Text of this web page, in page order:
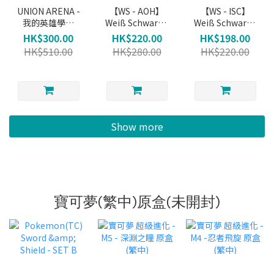
UNION ARENA -
我的英雄學院
Booster
HK$300.00
HK$510.00
【WS - AOH】
Weiß Schwarz -
青桐高校
Booster Pack
(Sealed Box)
HK$220.00
HK$280.00
【WS - ISC】
Weiß Schwarz -
THE
IDOLM@STER
SHINYCOLORS
HK$198.00
HK$220.00
Show more
寶可夢(繁中)原盒(未開封)